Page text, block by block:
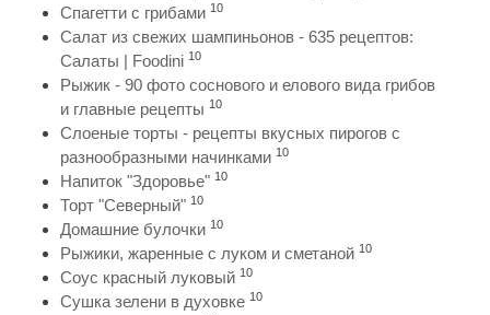
Спагетти с грибами 10
Салат из свежих шампиньонов - 635 рецептов:
Салаты | Foodini 10
Рыжик - 90 фото соснового и елового вида грибов
и главные рецепты 10
Слоеные торты - рецепты вкусных пирогов с
разнообразными начинками 10
Напиток "Здоровье" 10
Торт "Северный" 10
Домашние булочки 10
Рыжики, жаренные с луком и сметаной 10
Соус красный луковый 10
Сушка зелени в духовке 10